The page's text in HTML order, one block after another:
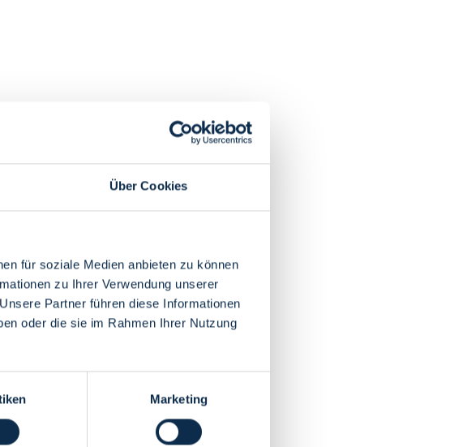
Über Cookies
für soziale Medien anbieten zu können
zu Ihrer Verwendung unserer
Partner führen diese Informationen
oder die sie im Rahmen Ihrer Nutzung
Marketing